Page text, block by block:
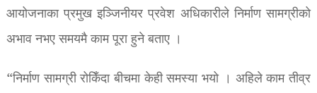
आयोजनाका प्रमुख इञ्जिनीयर प्रवेश अधिकारीले निर्माण सामग्रीको
अभाव नभए समयमै काम पूरा हुने बताए ।
“निर्माण सामग्री रोकिँदा बीचमा केही समस्या भयो । अहिले काम तीव्र